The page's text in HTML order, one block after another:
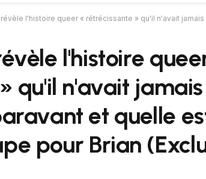
l'histoire queer « rétrécissante » qu'il n'avait
l'histoire
qu'il n'avait
et quelle
pour Brian